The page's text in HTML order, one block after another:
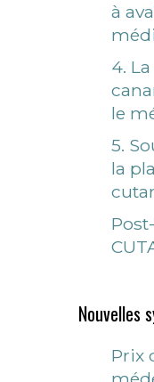
à
4.
le
5.
la
Nouvelles
Prix